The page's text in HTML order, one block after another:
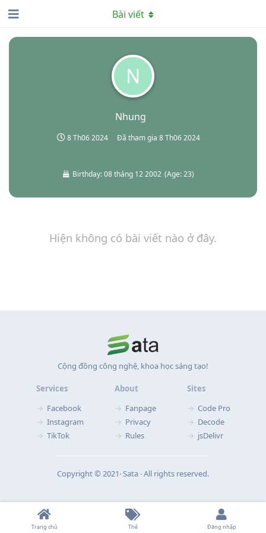
N
Nhung
8 Th06 2024 Đã tham gia 8 Th06 2024
Birthday:08 tháng 12 2002 (Age:23)
Bài viết
Hiện không có bài viết nào ở đây.
Cộng đồng công nghệ, khoa học sáng tạo!
Services
Facebook
Instagram
TikTok
About
Fanpage
Privacy
Rules
Sites
Code Pro
Decode
jsDelivr
Copyright © 2021‧ Sata ‧ All rights reserved.
Trang chủ Thẻ Đăng nhập